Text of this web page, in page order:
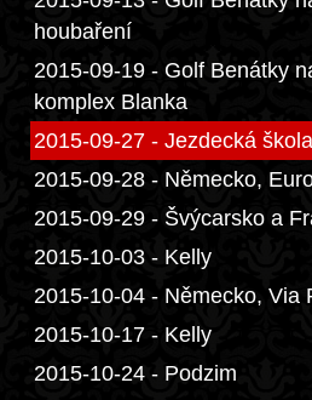
houbaření
2015-09-19 - Golf Benátky
komplex Blanka
2015-09-27 - Jezdecká
2015-09-28 - Německo,
2015-09-29 - Švýcarsko a
2015-10-03 - Kelly
2015-10-04 - Německo, Via
2015-10-17 - Kelly
2015-10-24 - Podzim